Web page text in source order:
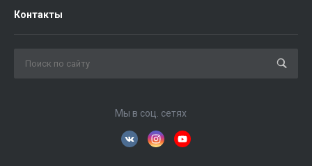
Контакты
Мы в соц. сетях